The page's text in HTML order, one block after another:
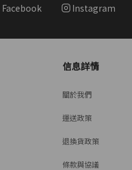
Facebook Instagram
信息詳情
關於我們
運送政策
退換貨政策
條款與協議